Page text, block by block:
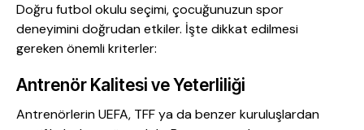
Doğru futbol okulu seçimi, çocuğunuzun spor
deneyimini doğrudan etkiler. İşte dikkat edilmesi
gereken önemli kriterler:
Antrenör Kalitesi ve Yeterliliği
Antrenörlerin UEFA, TFF ya da benzer kuruluşlardan